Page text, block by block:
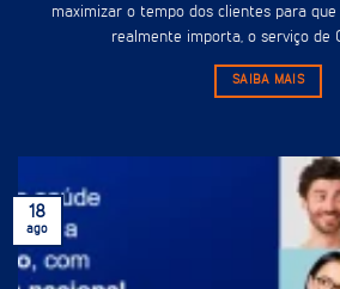
maximizar o tempo dos clientes para
realmente importa, o serviço de
SAIBA MAIS
18
ago